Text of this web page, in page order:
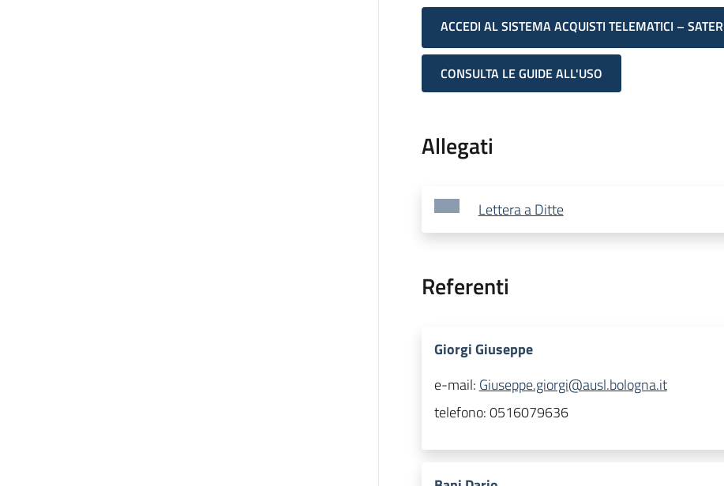
ACCEDI AL SISTEMA ACQUISTI TELEMATICI – SATER
CONSULTA LE GUIDE ALL'USO
Allegati
Lettera a Ditte
Referenti
Giorgi Giuseppe
e-mail: Giuseppe.giorgi@ausl.bologna.it
telefono:0516079636